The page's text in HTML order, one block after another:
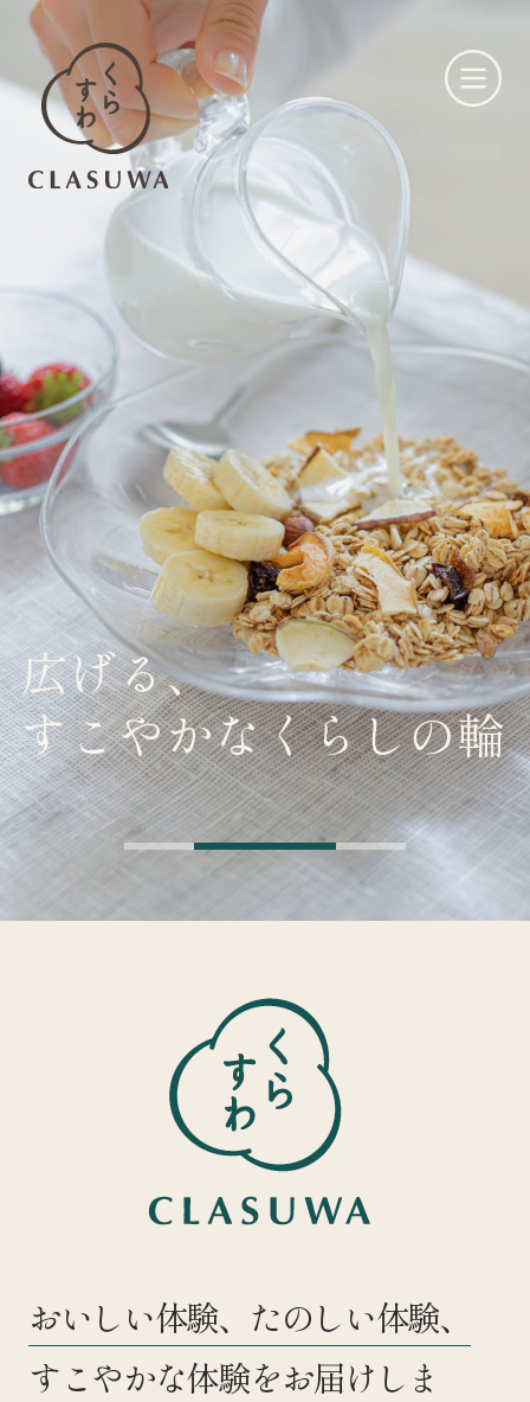
くらすわとは
お知らせ
店舗一覧
広げる、
すこやかなくらしの輪
おいしい体験、たのしい体験、
すこやかな体験をお届けしま